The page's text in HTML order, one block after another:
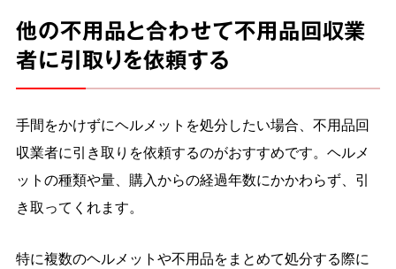
他の不用品と合わせて不用品回収業
者に引取りを依頼する
手間をかけずにヘルメットを処分したい場合、不用品回
収業者に引き取りを依頼するのがおすすめです。ヘルメ
ットの種類や量、購入からの経過年数にかかわらず、引
き取ってくれます。
特に複数のヘルメットや不用品をまとめて処分する際に